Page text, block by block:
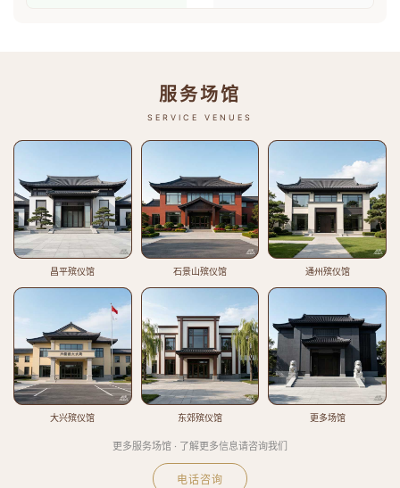
服务场馆
SERVICE VENUES
昌平殡仪馆 石景山殡仪馆 通州殡仪馆
大兴殡仪馆 东郊殡仪馆 更多场馆
更多服务场馆 · 了解更多信息请咨询我们
电话咨询